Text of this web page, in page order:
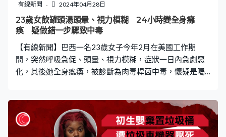
有線新聞 2024年04月28日
23歲女飲罐頭湯頭暈、視力模糊 24小時變全身癱
瘓 疑做錯一步驟致中毒
【有線新聞】巴西一名23歲女子今年2月在美國工作期
間，突然呼吸急促、頭暈、視力模糊，症狀一日內急劇惡
化，其後她全身癱瘓，被診斷為肉毒桿菌中毒，懷疑是喝
Claudia de Albuquerque Celada 來自巴西，去年11月已到
美國科羅拉多州的亞斯本（Aspen）參與工作交換計劃。2
月16日工作期間，她突然出現頭暈呼吸困難、視力模糊等